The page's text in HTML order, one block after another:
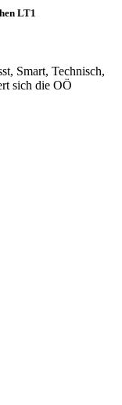
LT1
Smart, Technisch,
sich die OÖ